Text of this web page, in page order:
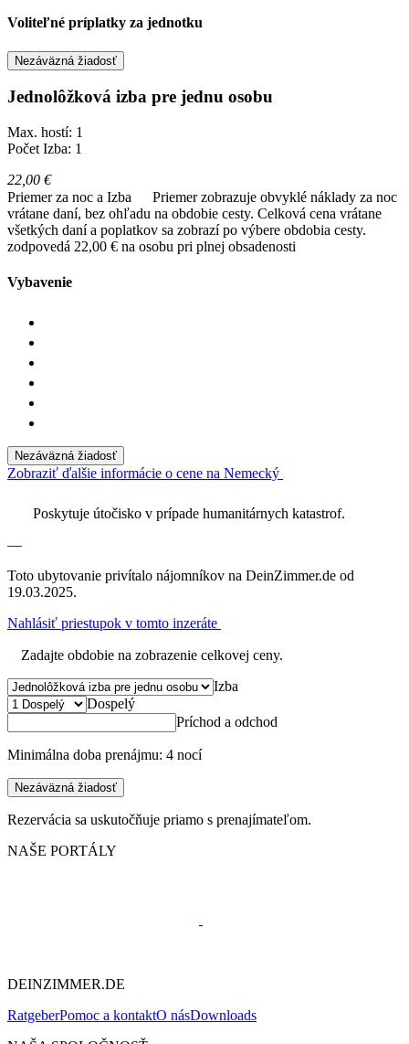
Voliteľné príplatky za jednotku
Nezáväzná žiadosť
Jednolôžková izba pre jednu osobu
Max. hostí: 1
Počet Izba: 1
22,00 €
Priemer za noc a Izba
Priemer zobrazuje obvyklé náklady za noc
vrátane daní, bez ohľadu na obdobie cesty. Celková cena vrátane
všetkých daní a poplatkov sa zobrazí po výbere obdobia cesty.
zodpovedá 22,00 € na osobu pri plnej obsadenosti
Vybavenie
Nezáväzná žiadosť
Zobraziť ďalšie informácie o cene na Nemecký
Poskytuje útočisko v prípade humanitárnych katastrof.
—
Toto ubytovanie privítalo nájomníkov na DeinZimmer.de od
19.03.2025.
Nahlásiť priestupok v tomto inzeráte
Zadajte obdobie na zobrazenie celkovej ceny.
Izba
Dospelý
Príchod a odchod
Minimálna doba prenájmu: 4 nocí
Nezáväzná žiadosť
Rezervácia sa uskutočňuje priamo s prenajímateľom.
NAŠE PORTÁLY
DEINZIMMER.DE
RatgeberPomoc a kontaktO násDownloads